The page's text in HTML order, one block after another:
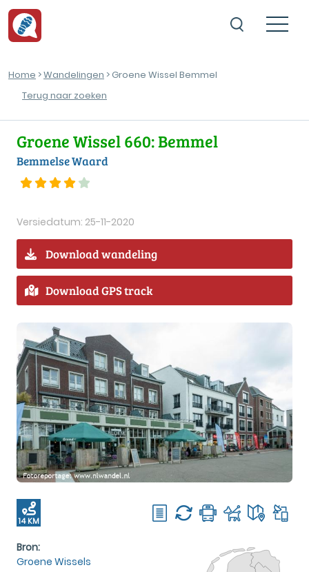
Home >Wandelingen > Groene Wissel Bemmel
Terug naar zoeken
Groene Wissel 660: Bemmel
Bemmelse Waard
Versiedatum: 25-11-2020
Download wandeling
Download GPS track
14 KM
Bron:
Groene Wissels